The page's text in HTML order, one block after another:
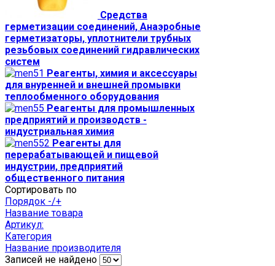
Средства
герметизации соединений, Анаэробные
герметизаторы, уплотнители трубных
резьбовых соединений гидравлических
систем
Реагенты, химия и аксессуары
для внуренней и внешней промывки
теплообменного оборудования
Реагенты для промышленных
предприятий и производств -
индустриальная химия
Реагенты для
перерабатывающей и пищевой
индустрии, предприятий
общественного питания
Сортировать по
Порядок -/+
Название товара
Артикул:
Категория
Название производителя
Записей не найдено